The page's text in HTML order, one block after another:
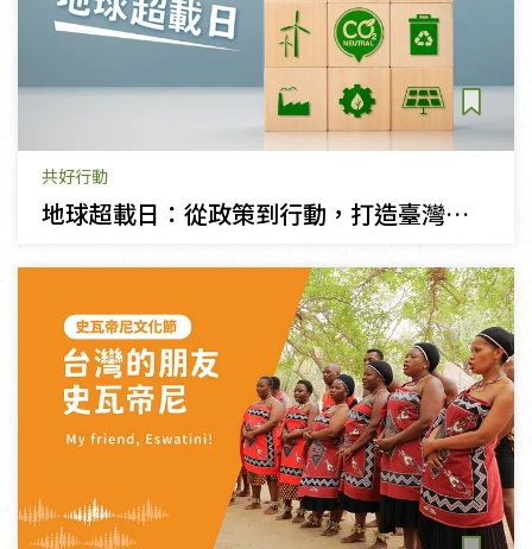
共好行動
地球超載日：從政策到行動，打造臺灣永續治理體系